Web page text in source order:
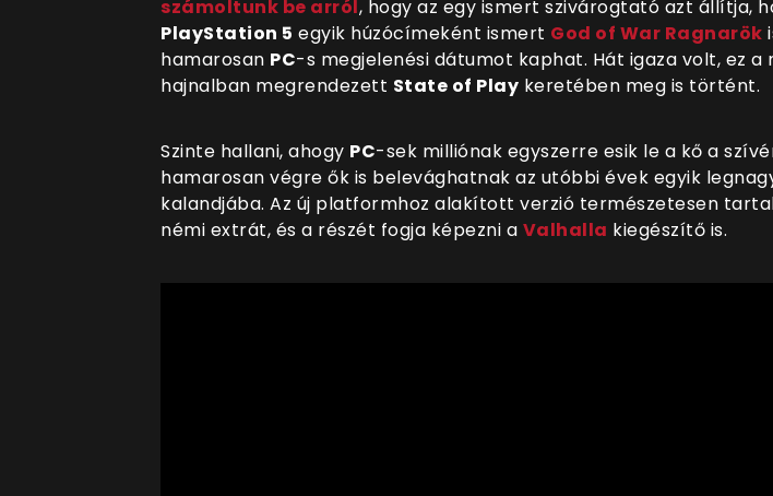
számoltunk be arról, hogy az egy ismert szivárogtató azt állítja,
PlayStation 5 egyik húzócímeként ismert God of War Ragnarök
hamarosan PC-s megjelenési dátumot kaphat. Hát igaza volt, ez a
hajnalban megrendezett State of Play keretében meg is történt.
Szinte hallani, ahogy PC-sek milliónak egyszerre esik le a kő a sz
hamarosan végre ők is belevághatnak az utóbbi évek egyik
kalandjába. Az új platformhoz alakított verzió természetesen
némi extrát, és a részét fogja képezni a Valhalla kiegészítő is.